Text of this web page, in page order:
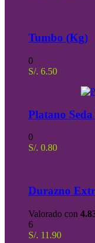
Tumbo (Kg)
0
S/. 6.50
Platano
0
S/. 0.80
Durazno
Valorado con
6
S/. 11.90